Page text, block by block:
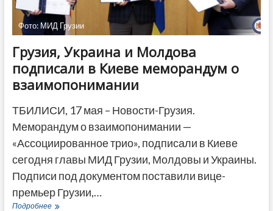
Фото: МИД Грузии
Грузия, Украина и Молдова
подписали в Киеве меморандум о
взаимопонимании
ТБИЛИСИ, 17 мая – Новости-Грузия.
Меморандум о взаимопонимании —
«Ассоциированное трио», подписали в Киеве
сегодня главы МИД Грузии, Молдовы и Украины.
Подписи под документом поставили вице-
премьер Грузии,…
ПодробнееГрузия,